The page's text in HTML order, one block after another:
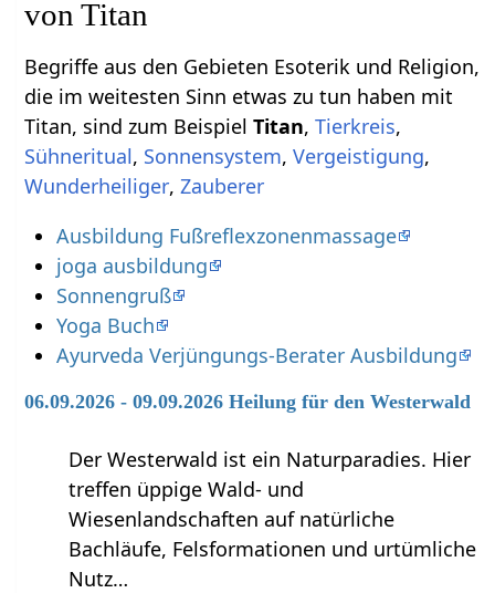
Begriffe aus den Gebieten Esoterik und Religion,
die im weitesten Sinn etwas zu tun haben mit
Titan‏‎, sind zum Beispiel
,
,
, ,
,
,
Ausbildung Fußreflexzonenmassage
joga ausbildung
Sonnengruß
Yoga Buch
Ayurveda Verjüngungs-Berater Ausbildung
06.09.2026 - 09.09.2026 Heilung für den Westerwald
Der Westerwald ist ein Naturparadies. Hier
treffen üppige Wald- und
Wiesenlandschaften auf natürliche
Bachläufe, Felsformationen und urtümliche
Nutz…